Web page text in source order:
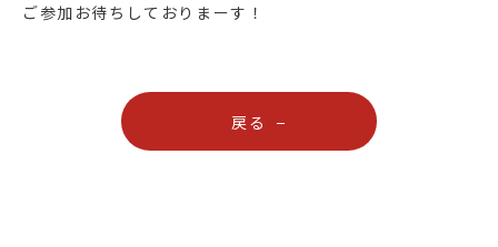
ご参加お待ちしておりまーす！
戻る